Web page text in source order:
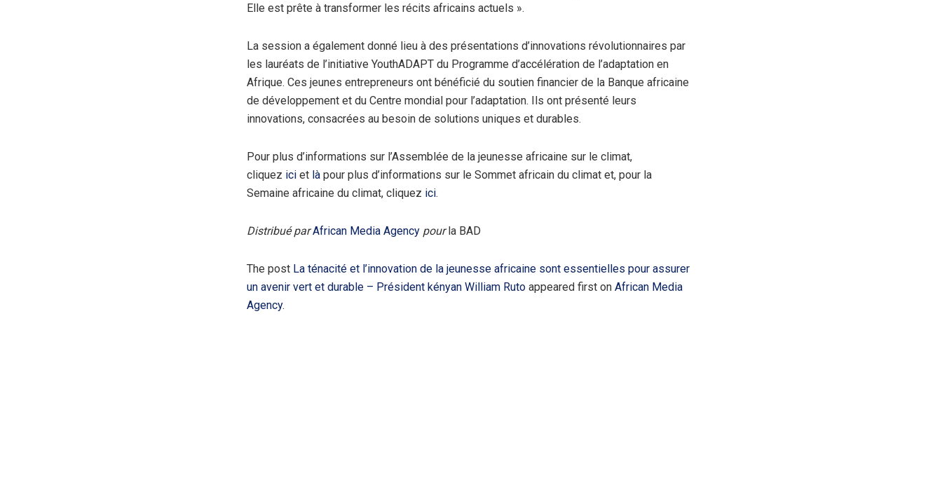
Elle est prête à transformer les récits africains actuels ».
La session a également donné lieu à des présentations d’innovations révolutionnaires par
les lauréats de l’initiative YouthADAPT du Programme d’accélération de l’adaptation en
Afrique. Ces jeunes entrepreneurs ont bénéficié du soutien financier de la Banque africaine
de développement et du Centre mondial pour l’adaptation. Ils ont présenté leurs
innovations, consacrées au besoin de solutions uniques et durables.
Pour plus d’informations sur l’Assemblée de la jeunesse africaine sur le climat,
cliquez ici et là pour plus d’informations sur le Sommet africain du climat et, pour la
Semaine africaine du climat, cliquez ici.
Distribué parAfrican Media Agency pourla BAD
The post La ténacité et l’innovation de la jeunesse africaine sont essentielles pour assurer
un avenir vert et durable – Président kényan William Ruto appeared first on African Media
Agency.